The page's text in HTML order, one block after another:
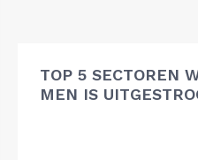
TOP 5 SECTOREN
MEN IS